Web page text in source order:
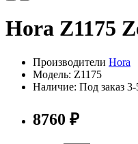
Hora Z1175
Производители Hora
Модель: Z1175
Наличие: Под заказ
8760 ₽